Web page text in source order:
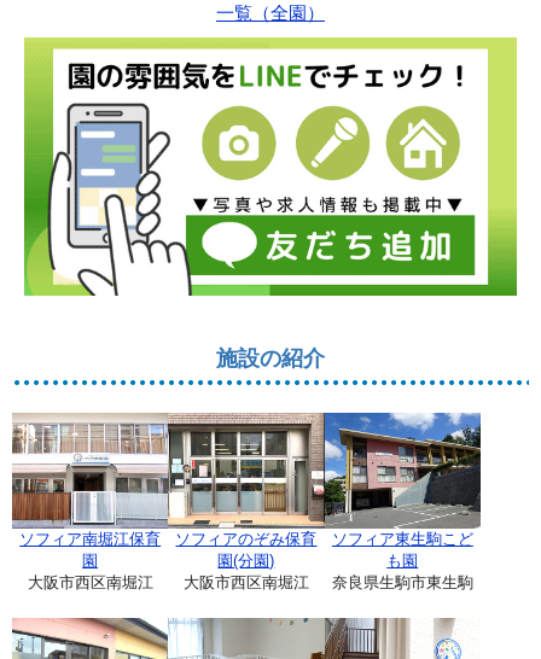
施設の紹介
ソフィア南堀江保育
園
大阪市西区南堀江
ソフィアのぞみ保育
園(分園)
大阪市西区南堀江
ソフィア東生駒こど
も園
奈良県生駒市東生駒